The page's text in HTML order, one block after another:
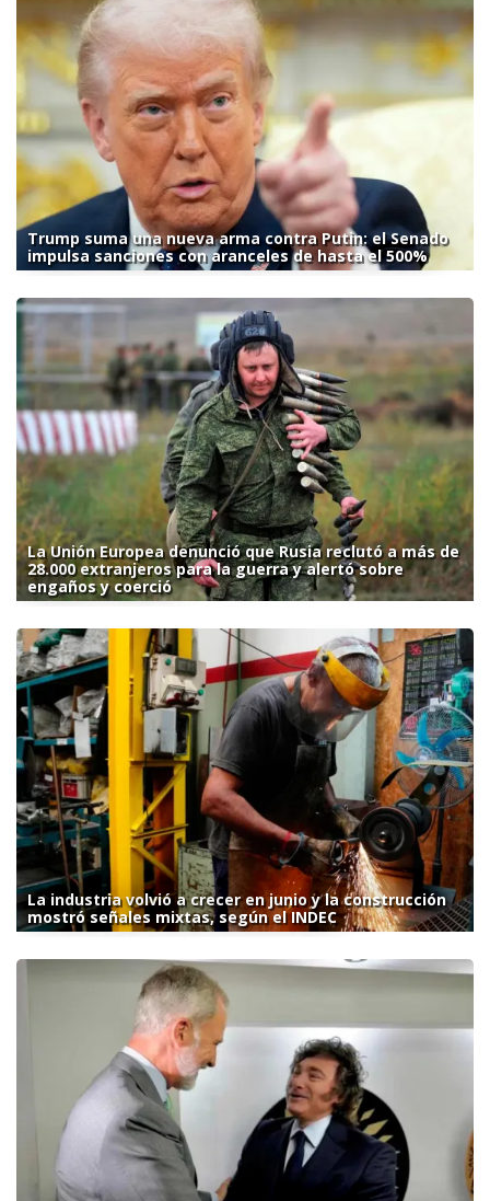
Trump suma una nueva arma contra Putin: el Senado
impulsa sanciones con aranceles de hasta el 500%
La Unión Europea denunció que Rusia reclutó a más de
28.000 extranjeros para la guerra y alertó sobre
engaños y coerció
La industria volvió a crecer en junio y la construcción
mostró señales mixtas, según el INDEC